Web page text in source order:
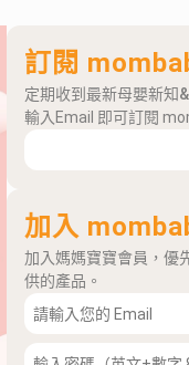
訂閱
定期收到最新母嬰新知
輸入Email 即可訂閱
加入
加入媽媽寶寶會員，優
供的產品。